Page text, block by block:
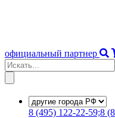
официальный партнер
8 (495) 122-22-59;8